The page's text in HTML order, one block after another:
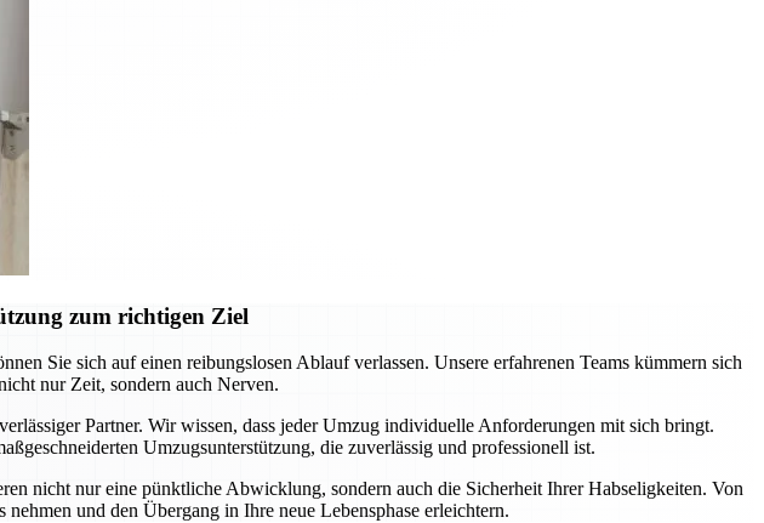
zum richtigen Ziel
Sie sich auf einen reibungslosen Ablauf verlassen. Unsere erfahrenen Teams kümmern sich
nur Zeit, sondern auch Nerven.
Partner. Wir wissen, dass jeder Umzug individuelle Anforderungen mit sich bringt.
Umzugsunterstützung, die zuverlässig und professionell ist.
nicht nur eine pünktliche Abwicklung, sondern auch die Sicherheit Ihrer Habseligkeiten. Von
und den Übergang in Ihre neue Lebensphase erleichtern.